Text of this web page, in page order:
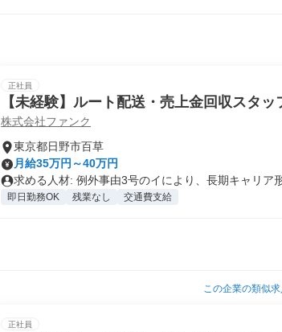
正社員
【未経験】ルート配送・売上金回収スタッ
株式会社ファンク
東京都日野市百草
月給35万円～40万円
求める人材: 例外事由3号のイにより、長期キャリア
即日勤務OK 残業なし 交通費支給
この企業の類似
正社員